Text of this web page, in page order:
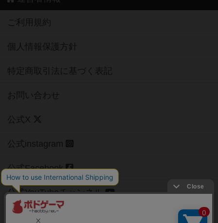
ご利用規約
個人情報保護方針
特定商取引法に基づく表記
お問い合わせ
公式X
公式instagram
公式Facebook
公式YouTubeチャンネル